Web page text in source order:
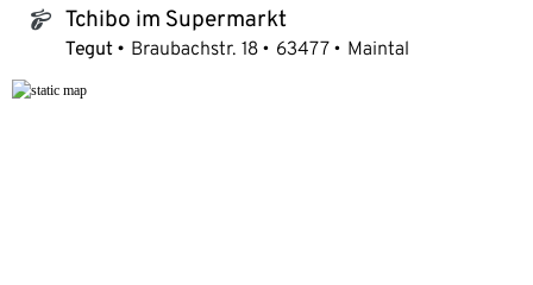
tchibo_logo Tchibo im Supermarkt
Tegut Braubachstr. 18 63477 Maintal